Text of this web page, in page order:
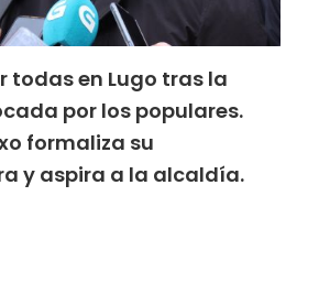
todas en Lugo tras la
por los populares.
formaliza su
y aspira a la alcaldía.